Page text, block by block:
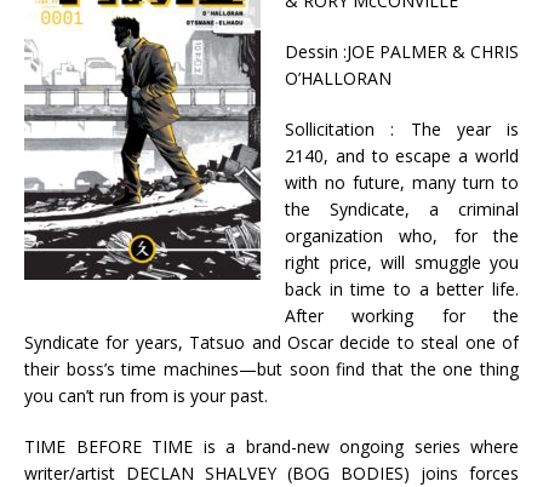
Dessin :JOE PALMER & CHRIS
O’HALLORAN
Sollicitation : The year is
2140, and to escape a world
with no future, many turn to
the Syndicate, a criminal
organization who, for the
right price, will smuggle you
back in time to a better life.
After working for the
Syndicate for years, Tatsuo and Oscar decide to steal one of
their boss’s time machines—but soon find that the one thing
you can’t run from is your past.
TIME BEFORE TIME is a brand-new ongoing series where
writer/artist DECLAN SHALVEY (BOG BODIES) joins forces